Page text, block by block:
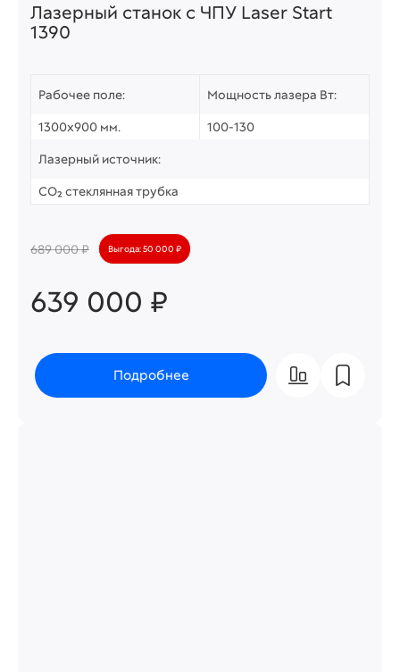
Лазерный станок с ЧПУ Laser Start
1390
Рабочее поле:
1300х900 мм.
Мощность лазера Вт:
100-130
Лазерный источник:
CO₂ стеклянная трубка
689 000 ₽ Выгода: 50 000 ₽
639 000 ₽
Подробнее